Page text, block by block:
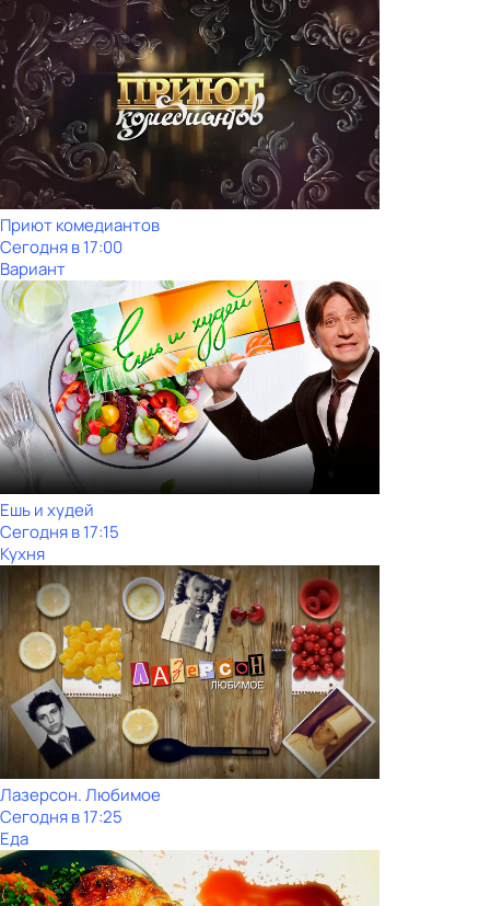
Приют комедиантов
Сегодня в 17:00
Вариант
Ешь и худей
Сегодня в 17:15
Кухня
Лазерсон. Любимое
Сегодня в 17:25
Еда